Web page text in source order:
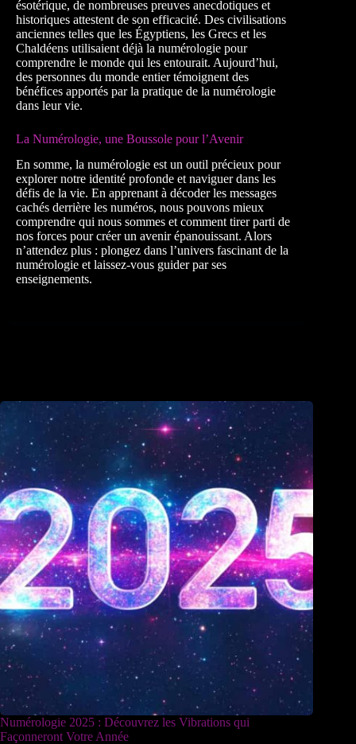
ésotérique, de nombreuses preuves anecdotiques et
historiques attestent de son efficacité. Des civilisations
anciennes telles que les Égyptiens, les Grecs et les
Chaldéens utilisaient déjà la numérologie pour
comprendre le monde qui les entourait. Aujourd’hui,
des personnes du monde entier témoignent des
bénéfices apportés par la pratique de la numérologie
dans leur vie.
La Numérologie, une Boussole pour l’Avenir
En somme, la numérologie est un outil précieux pour
explorer notre identité profonde et naviguer dans les
défis de la vie. En apprenant à décoder les messages
cachés derrière les numéros, nous pouvons mieux
comprendre qui nous sommes et comment tirer parti de
nos forces pour créer un avenir épanouissant. Alors
n’attendez plus : plongez dans l’univers fascinant de la
numérologie et laissez-vous guider par ses
enseignements.
Numérologie 2025 : Découvrez les Vibrations qui
Façonneront Votre Année